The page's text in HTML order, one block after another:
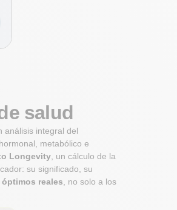
salud
análisis integral del
metabólico e
Longevity , un cálculo de la
su significado, su
reales , no solo a los